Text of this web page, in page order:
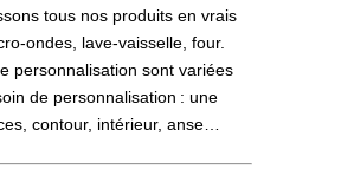
tous nos produits en vrais
ondes, lave-vaisselle, four.
personnalisation sont variées
de personnalisation : une
contour, intérieur, anse…